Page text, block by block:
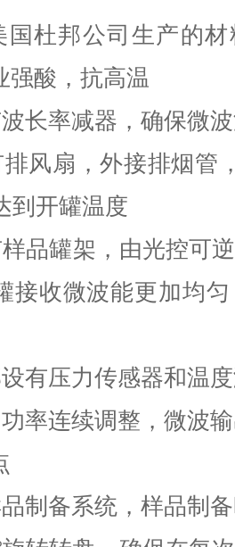
国杜邦公司生产的材
强酸，抗高温
长率减器，确保微
风扇，外接排烟管
到开罐温度
品罐架，由光控可
接收微波能更加均
有压力传感器和温
率连续调整，微波
制备系统，样品制